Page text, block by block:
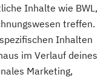
Inhalte wie BWL,
treffen.
Inhalten
im Verlauf deines
Marketing,